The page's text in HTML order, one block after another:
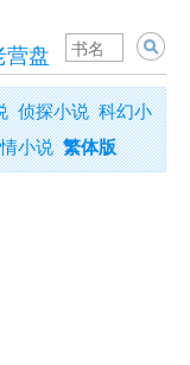
营盘
侦探小说 科幻小
小说 繁体版